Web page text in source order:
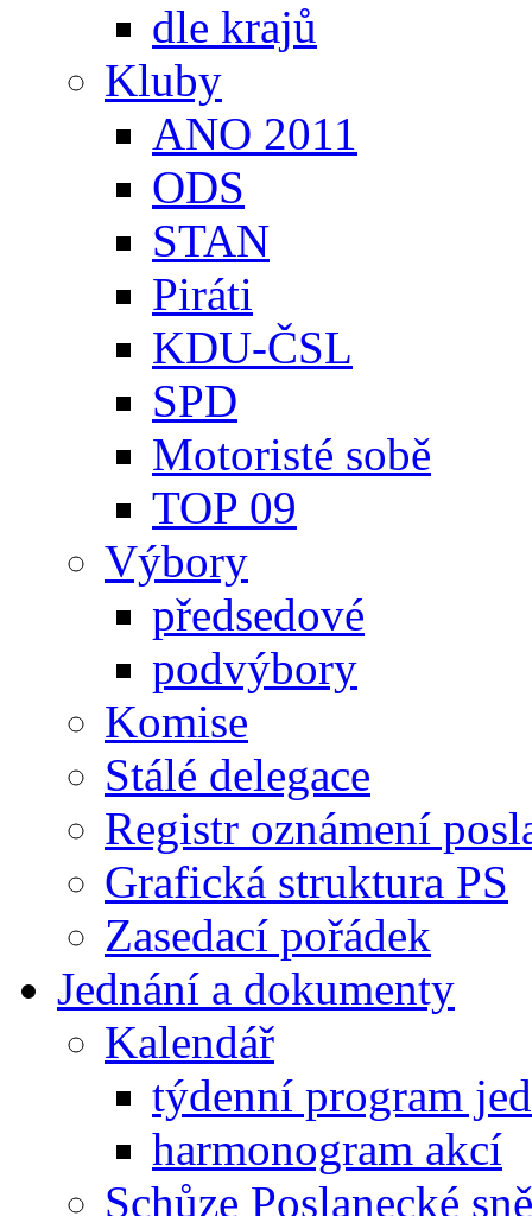
dle krajů
Kluby
ANO 2011
ODS
STAN
Piráti
KDU-ČSL
SPD
Motoristé sobě
TOP 09
Výbory
předsedové
podvýbory
Komise
Stálé delegace
Registr oznámení
Grafická struktura PS
Zasedací pořádek
Jednání a dokumenty
Kalendář
týdenní program
harmonogram akcí
Schůze Poslanecké